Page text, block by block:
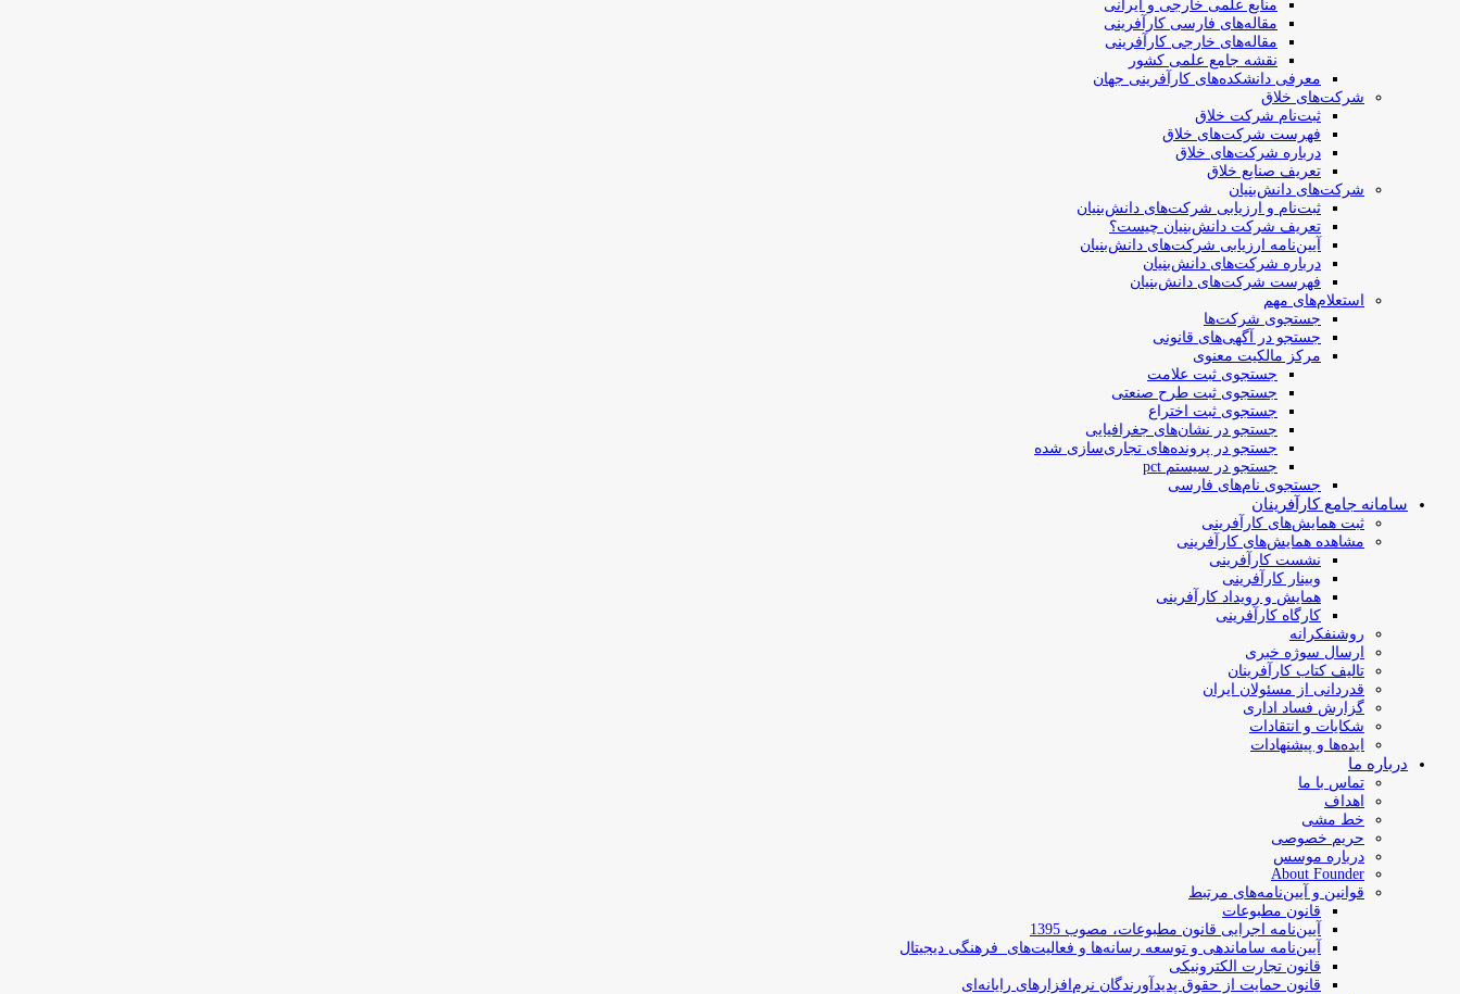
منابع علمی خارجی و ایرانی
مقاله‌های فارسی کارآفرینی
مقاله‌های خارجی کارآفرینی
نقشه جامع علمی کشور
معرفی دانشکده‌های کارآفرینی جهان
شرکت‌های خلاق
ثبت‌نام شرکت خلاق
فهرست شرکت‌های خلاق
درباره شرکت‌های خلاق
تعریف صنایع خلاق
شرکت‌های دانش‌بنیان
ثبت‌نام و ارزیابی شرکت‌های دانش‌بنیان
تعریف شرکت دانش‌بنیان چیست؟
آیین‌نامه ارزیابی شرکت‌های دانش‌بنیان
درباره شرکت‌های دانش‌بنیان
فهرست شرکت‌های دانش‌بنیان
استعلام‌های مهم
جستجوی شرکت‌ها
جستجو در آگهی‌های قانونی
مرکز مالکیت معنوی
جستجوی ثبت علامت
جستجوی ثبت طرح صنعتی
جستجوی ثبت اختراع
جستجو در نشان‌های جغرافیایی
جستجو در پرونده‌های تجاری‌سازی شده
جستجو در سیستم pct
جستجوی نام‌های فارسی
سامانه جامع کارآفرینان
ثبت همایش‌های کارآفرینی
مشاهده همایش‌های کارآفرینی
نشست کارآفرینی
وبینار کارآفرینی
همایش و رویداد کارآفرینی
کارگاه کارآفرینی
روشنفکرانه
ارسال سوژه‌ خبری
تالیف کتاب کارآفرینان
قدردانی از مسئولان ایران
گزارش فساد اداری
شکایات و انتقادات
ایده‌ها و پیشنهادات
درباره ما
تماس با ما
اهداف
خط مشی
حریم خصوصی
درباره موسس
About Founder
قوانین و آیین‌نامه‌های مرتبط
‌قانون مطبوعات
آیین‌نامه اجرایی قانون مطبوعات، مصوب 1395
آیین‌نامه سامان­دهی و توسعه رسانه­‌ها و فعالیت‌­های فرهنگی دیجیتال
قانون تجارت الکترونیکی
قانون حمایت از حقوق پدیدآورندگان نرم‌افزارهای رایانه‌ای